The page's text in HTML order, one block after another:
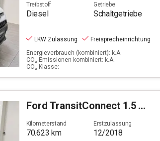
Treibstoff
Diesel
Getriebe
Schaltgetriebe
LKW Zulassung
Freisprecheinrichtung
Energieverbrauch (kombiniert): k.A.
CO₂-Emissionen kombiniert: k.A.
CO₂-Klasse:
Ford TransitConnect 1.5 TDCi 200 (L1)
Kilometerstand
70.623 km
Erstzulassung
12/2018